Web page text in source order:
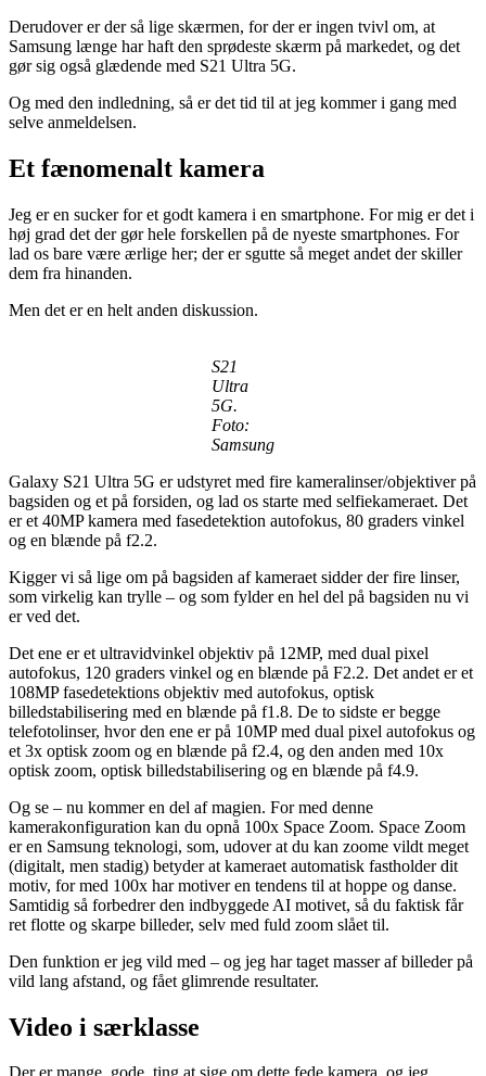
Derudover er der så lige skærmen, for der er ingen tvivl om, at
Samsung længe har haft den sprødeste skærm på markedet, og det
gør sig også glædende med S21 Ultra 5G.
Og med den indledning, så er det tid til at jeg kommer i gang med
selve anmeldelsen.
Et fænomenalt kamera
Jeg er en sucker for et godt kamera i en smartphone. For mig er det i
høj grad det der gør hele forskellen på de nyeste smartphones. For
lad os bare være ærlige her; der er sgutte så meget andet der skiller
dem fra hinanden.
Men det er en helt anden diskussion.
S21
Ultra
5G.
Foto:
Samsung
Galaxy S21 Ultra 5G er udstyret med fire kameralinser/objektiver på
bagsiden og et på forsiden, og lad os starte med selfiekameraet. Det
er et 40MP kamera med fasedetektion autofokus, 80 graders vinkel
og en blænde på f2.2.
Kigger vi så lige om på bagsiden af kameraet sidder der fire linser,
som virkelig kan trylle – og som fylder en hel del på bagsiden nu vi
er ved det.
Det ene er et ultravidvinkel objektiv på 12MP, med dual pixel
autofokus, 120 graders vinkel og en blænde på F2.2. Det andet er et
108MP fasedetektions objektiv med autofokus, optisk
billedstabilisering med en blænde på f1.8. De to sidste er begge
telefotolinser, hvor den ene er på 10MP med dual pixel autofokus og
et 3x optisk zoom og en blænde på f2.4, og den anden med 10x
optisk zoom, optisk billedstabilisering og en blænde på f4.9.
Og se – nu kommer en del af magien. For med denne
kamerakonfiguration kan du opnå 100x Space Zoom. Space Zoom
er en Samsung teknologi, som, udover at du kan zoome vildt meget
(digitalt, men stadig) betyder at kameraet automatisk fastholder dit
motiv, for med 100x har motiver en tendens til at hoppe og danse.
Samtidig så forbedrer den indbyggede AI motivet, så du faktisk får
ret flotte og skarpe billeder, selv med fuld zoom slået til.
Den funktion er jeg vild med – og jeg har taget masser af billeder på
vild lang afstand, og fået glimrende resultater.
Video i særklasse